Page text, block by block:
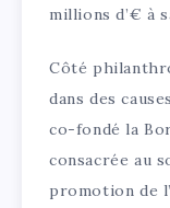
millions d’€ à
Côté
dans des
co-fondé la
consacrée au
promotion de